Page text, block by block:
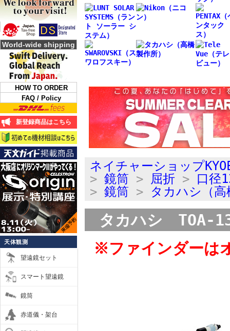
World-wide shipping
HOW TO ORDER
FAQ / Policy
新登録商品はこちら
天体観測
望遠鏡セット
スマート望遠鏡
鏡筒
赤道儀・架台
ネイチャーショップ
> 鏡筒 > 屈折 > 口径
> 鏡筒 > タカハシ（
タカハシ TOA-
※ファインダーは